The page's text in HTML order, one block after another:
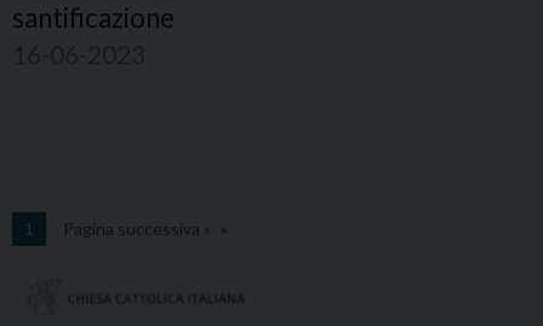
santificazione
1 Pagina successiva »